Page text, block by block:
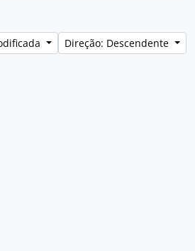
Direção: Descendente